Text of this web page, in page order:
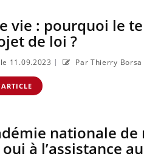
vie : pourquoi le
de loi ?
11.09.2023 | Par Thierry Borsa
nationale
à l’assistance